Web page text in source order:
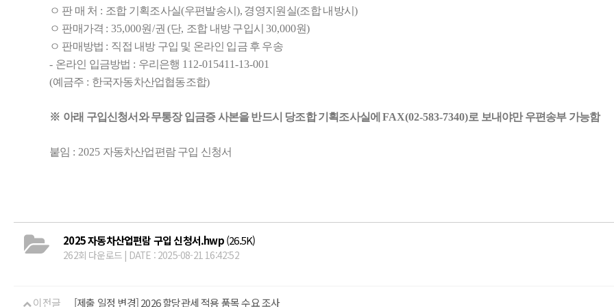
ㅇ 판 매 처 : 조합 기획조사실(우편발송시), 경영지원실(조합 내방시)
ㅇ 판매가격 : 35,000원/권(단, 조합 내방 구입시30,000원)
ㅇ 판매방법 : 직접 내방 구입 및 온라인 입금 후 우송
- 온라인 입금방법 : 우리 은행 112-015411-13-001
(예금주 : 한국자동차산업협동조합)
※ 아래 구입신청서와 무통장 입금증 사본을 반드시 당조합 기획조사실에FAX(02-583-7340)로 보내야만 우편송부 가능함
붙임 : 2025 자동차산업편람 구입 신청서
2025 자동차산업편람 구입 신청서.hwp(26.5K)
262회 다운로드 | DATE : 2025-08-21 16:42:52
이전글 [제출 일정 변경] 2026 할당관세 적용 품목 수요 조사